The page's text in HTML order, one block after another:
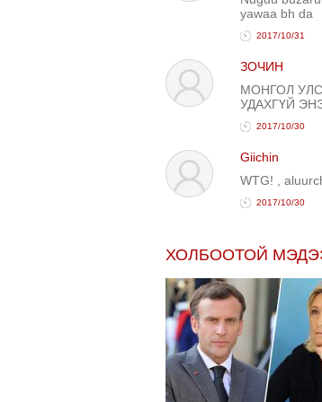
yawaa bh da
2017/10/31
ЗОЧИН
МОНГОЛ
УДАХГҮЙ
2017/10/30
Giichin
WTG! ,
2017/10/30
ХОЛБООТОЙ